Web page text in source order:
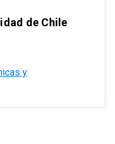
de Chile
y